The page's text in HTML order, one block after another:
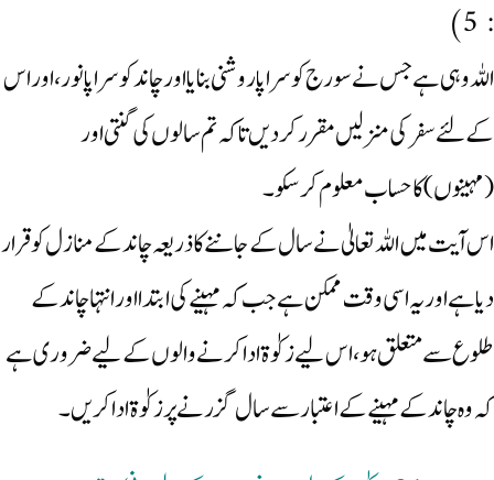
: 5)
اللہ وہی ہے جس نے سورج کو سراپا روشنی بنایا اور چاند کو سراپا نور ،اور اس
کے لئے سفر کی منزلیں مقرر کردیں تاکہ تم سالوں کی گنتی اور
(مہینوں)کا حساب معلوم کرسکو ۔
اس آیت میں اللہ تعالیٰ نے سال کے جاننے کا ذریعہ چاند کے منازل کو قرار
دیا ہے اور یہ اسی وقت ممکن ہے جب کہ مہینے کی ابتدا اورانتہا چاند کے
طلوع سے متعلق ہو، اس لیے زکوٰۃ ادا کرنے والوں کے لیے ضروری ہے
کہ وہ چاند کے مہینے کے اعتبار سے سال گزرنے پر زکوٰۃ ادا کریں۔